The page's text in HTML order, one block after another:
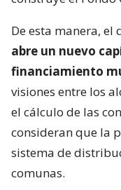
De esta manera, el
abre un nuevo
financiamiento
visiones entre los
el cálculo de las
consideran que la
sistema de
comunas.